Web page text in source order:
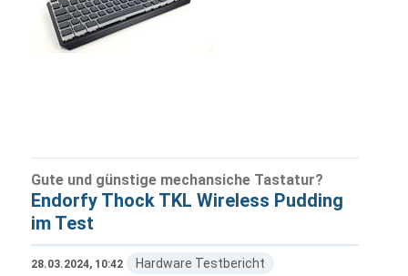
Gute und günstige mechansiche Tastatur?
Endorfy Thock TKL Wireless Pudding
im Test
28.03.2024, 10:42
Hardware Testbericht